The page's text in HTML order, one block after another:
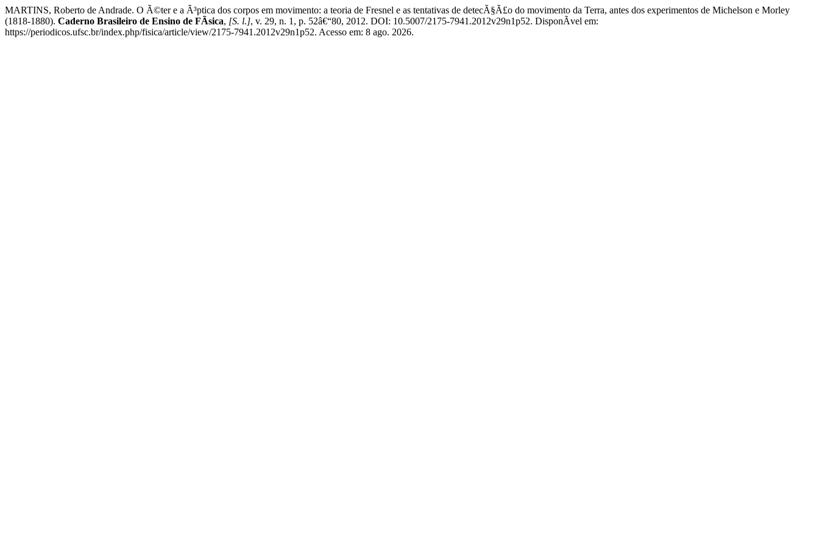
MARTINS, Roberto de Andrade. O Ã©ter e a Ã³ptica dos corpos em movimento: a teoria de Fresnel e as tentativas de detecÃ§Ã£o do movimento da Terra, antes dos experimentos de Michelson e Morley
(1818-1880). Caderno Brasileiro de Ensino de FÃ­sica, [S. l.], v. 29, n. 1, p. 52â€“80, 2012. DOI: 10.5007/2175-7941.2012v29n1p52. DisponÃ­vel em:
https://periodicos.ufsc.br/index.php/fisica/article/view/2175-7941.2012v29n1p52. Acesso em: 8 ago. 2026.